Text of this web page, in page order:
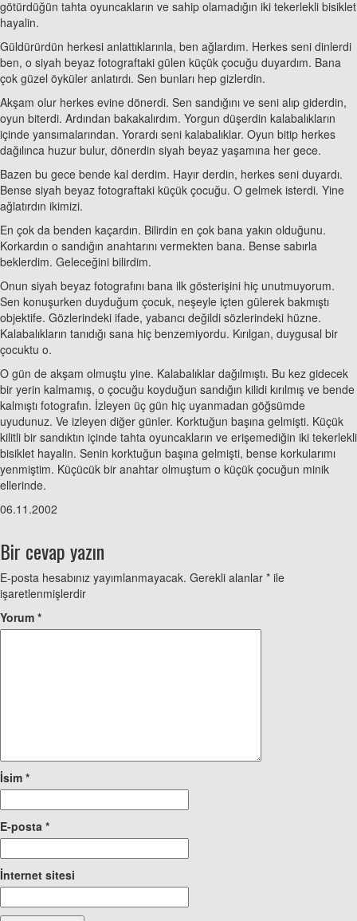
götürdüğün tahta oyuncakların ve sahip olamadığın iki tekerlekli bisiklet
hayalin.
Güldürürdün herkesi anlattıklarınla, ben ağlardım. Herkes seni dinlerdi
ben, o siyah beyaz fotograftaki gülen küçük çocuğu duyardım. Bana
çok güzel öyküler anlatırdı. Sen bunları hep gizlerdin.
Akşam olur herkes evine dönerdi. Sen sandığını ve seni alıp giderdin,
oyun biterdi. Ardından bakakalırdım. Yorgun düşerdin kalabalıkların
içinde yansımalarından. Yorardı seni kalabalıklar. Oyun bitip herkes
dağılınca huzur bulur, dönerdin siyah beyaz yaşamına her gece.
Bazen bu gece bende kal derdim. Hayır derdin, herkes seni duyardı.
Bense siyah beyaz fotograftaki küçük çocuğu. O gelmek isterdi. Yine
ağlatırdın ikimizi.
En çok da benden kaçardın. Bilirdin en çok bana yakın olduğunu.
Korkardın o sandığın anahtarını vermekten bana. Bense sabırla
beklerdim. Geleceğini bilirdim.
Onun siyah beyaz fotografını bana ilk gösterişini hiç unutmuyorum.
Sen konuşurken duyduğum çocuk, neşeyle içten gülerek bakmıştı
objektife. Gözlerindeki ifade, yabancı değildi sözlerindeki hüzne.
Kalabalıkların tanıdığı sana hiç benzemiyordu. Kırılgan, duygusal bir
çocuktu o.
O gün de akşam olmuştu yine. Kalabalıklar dağılmıştı. Bu kez gidecek
bir yerin kalmamış, o çocuğu koyduğun sandığın kilidi kırılmış ve bende
kalmıştı fotografın. İzleyen üç gün hiç uyanmadan göğsümde
uyudunuz. Ve izleyen diğer günler. Korktuğun başına gelmişti. Küçük
kilitli bir sandıktın içinde tahta oyuncakların ve erişemediğin iki tekerlekli
bisiklet hayalin. Senin korktuğun başına gelmişti, bense korkularımı
yenmiştim. Küçücük bir anahtar olmuştum o küçük çocuğun minik
ellerinde.
06.11.2002
Bir cevap yazın
E-posta hesabınız yayımlanmayacak. Gerekli alanlar * ile
işaretlenmişlerdir
Yorum *
İsim *
E-posta *
İnternet sitesi